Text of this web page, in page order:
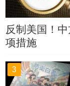
反制美国！
项措施
3